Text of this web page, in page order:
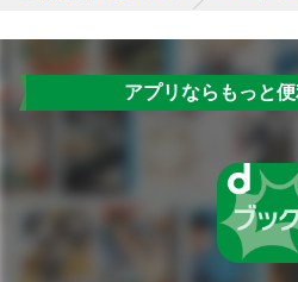
アプリならもっと便